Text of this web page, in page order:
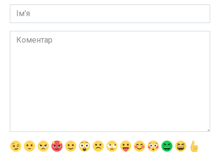
Ім'я
Коментар